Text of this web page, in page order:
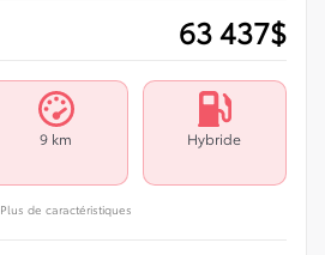
63 437$
9 km Hybride
Plus de caractéristiques